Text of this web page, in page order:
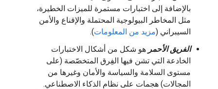
بالإضافة إلى اختبارات مستمرة للميزات الخطيرة،
مثل المخاطر البيولوجية المحتملة والإقناع والأمن
السيبراني (مزيد من المعلومات).
الفريق الأحمر هو شكل من أشكال الاختبارات
الخادعة التي تشن فيها الفِرق المتخصّصة (على
مستوى السلامة والسياسة والأمان وغيرها من
المجالات) هجمات على نظام الذكاء الاصطناعي.